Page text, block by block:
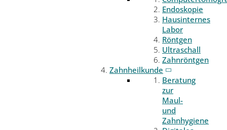
Endoskopie
Hausinternes
Labor
Röntgen
Ultraschall
Zahnröntgen
Zahnheilkunde
Beratung
zur
Maul-
und
Zahnhygiene